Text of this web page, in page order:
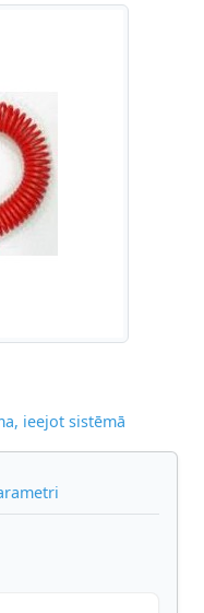
ieejot sistēmā